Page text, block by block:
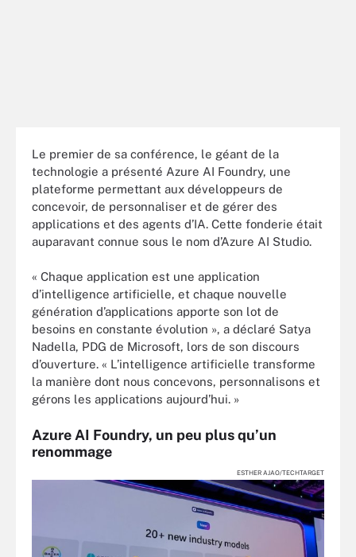
Le premier de sa conférence, le géant de la
technologie a présenté Azure AI Foundry, une
plateforme permettant aux développeurs de
concevoir, de personnaliser et de gérer des
applications et des agents d’IA. Cette fonderie était
auparavant connue sous le nom d’Azure AI Studio.
« Chaque application est une application
d’intelligence artificielle, et chaque nouvelle
génération d’applications apporte son lot de
besoins en constante évolution », a déclaré Satya
Nadella, PDG de Microsoft, lors de son discours
d’ouverture. « L’intelligence artificielle transforme
la manière dont nous concevons, personnalisons et
gérons les applications aujourd’hui. »
Azure AI Foundry, un peu plus qu’un
renommage
ESTHER AJAO/TECHTARGET